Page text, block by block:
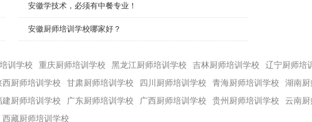
安徽学技术，必须有中餐专业！
安徽厨师培训学校哪家好？
训学校 重庆厨师培训学校 黑龙江厨师培训学校 吉林厨师培训学校 辽宁厨师培
西厨师培训学校
甘肃厨师培训学校 四川厨师培训学校 青海厨师培训学校 湖南厨
建厨师培训学校
广东厨师培训学校 广西厨师培训学校 贵州厨师培训学校 云南厨
西藏厨师培训学校